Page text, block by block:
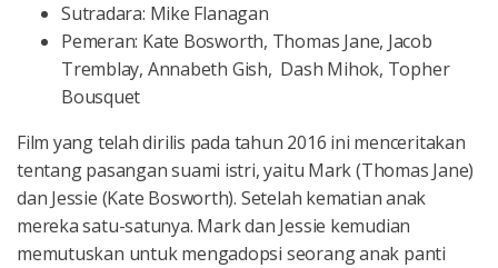
Sutradara: Mike Flanagan
Pemeran: Kate Bosworth, Thomas Jane, Jacob
Tremblay, Annabeth Gish, Dash Mihok, Topher
Bousquet
Film yang telah dirilis pada tahun 2016 ini menceritakan
tentang pasangan suami istri, yaitu Mark (Thomas Jane)
dan Jessie (Kate Bosworth). Setelah kematian anak
mereka satu-satunya. Mark dan Jessie kemudian
memutuskan untuk mengadopsi seorang anak panti